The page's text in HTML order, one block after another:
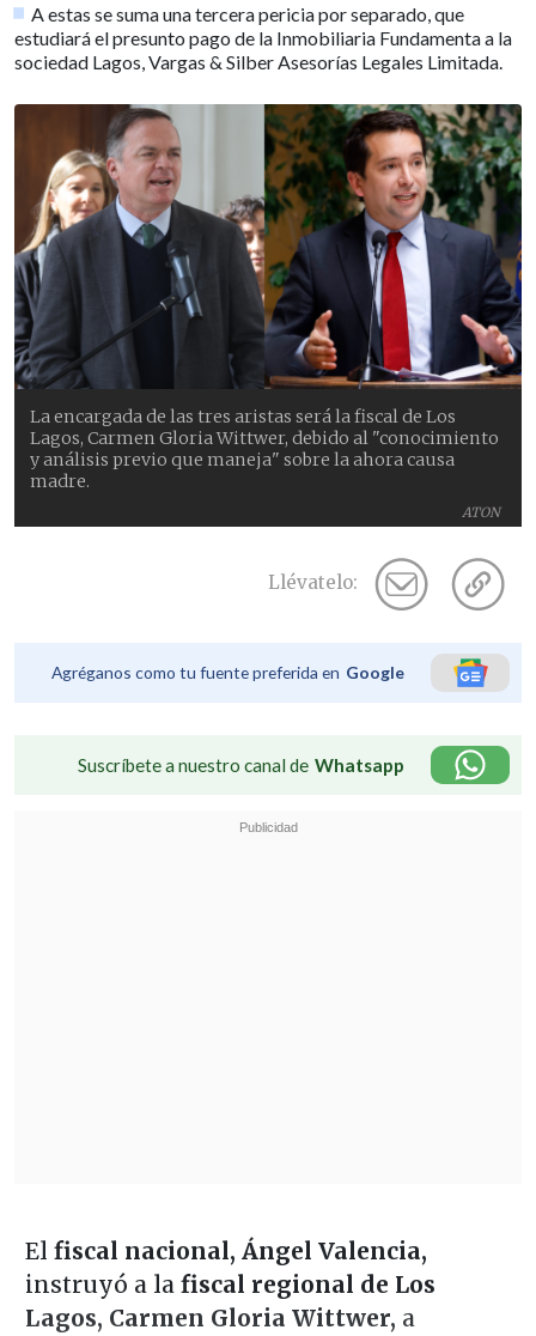
A estas se suma una tercera pericia por separado, que
estudiará el presunto pago de la Inmobiliaria Fundamenta a la
sociedad Lagos, Vargas & Silber Asesorías Legales Limitada.
ATON
La encargada de las tres aristas será la fiscal de Los
Lagos, Carmen Gloria Wittwer, debido al "conocimiento
y análisis previo que maneja" sobre la ahora causa
madre.
Llévatelo:
Agréganos como tu fuente preferida en Google
Suscríbete a nuestro canal de Whatsapp
El fiscal nacional, Ángel Valencia,
instruyó a la fiscal regional de Los
Lagos, Carmen Gloria Wittwer, a